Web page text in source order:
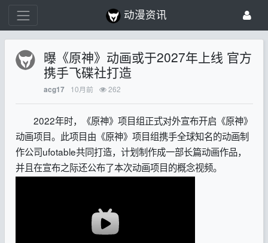
动漫资讯
曝《原神》动画或于2027年上线 官方
携手飞碟社打造
acg17 10月前 262
2022年时，《原神》项目组正式对外宣布开启《原神》
动画项目。此项目由《原神》项目组携手全球知名的动画制
作公司ufotable共同打造，计划制作成一部长篇动画作品，
并且在宣布之际还公布了本次动画项目的概念视频。